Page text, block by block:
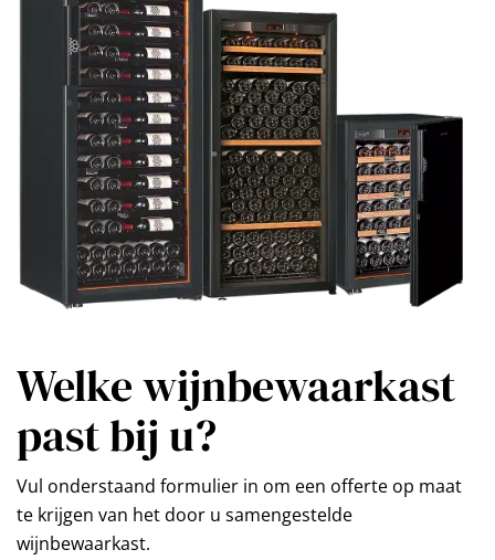
Welke wijnbewaarkast
past bij u?
Vul onderstaand formulier in om een offerte op maat
te krijgen van het door u samengestelde
wijnbewaarkast.